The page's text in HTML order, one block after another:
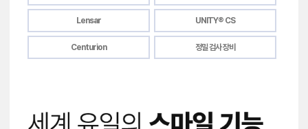
Lensar UNITY® CS
Centurion 정밀 검사 장비